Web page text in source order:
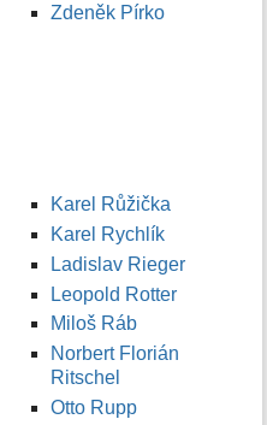
Zdeněk Pírko
Karel Růžička
Karel Rychlík
Ladislav Rieger
Leopold Rotter
Miloš Ráb
Norbert Florián
Ritschel
Otto Rupp